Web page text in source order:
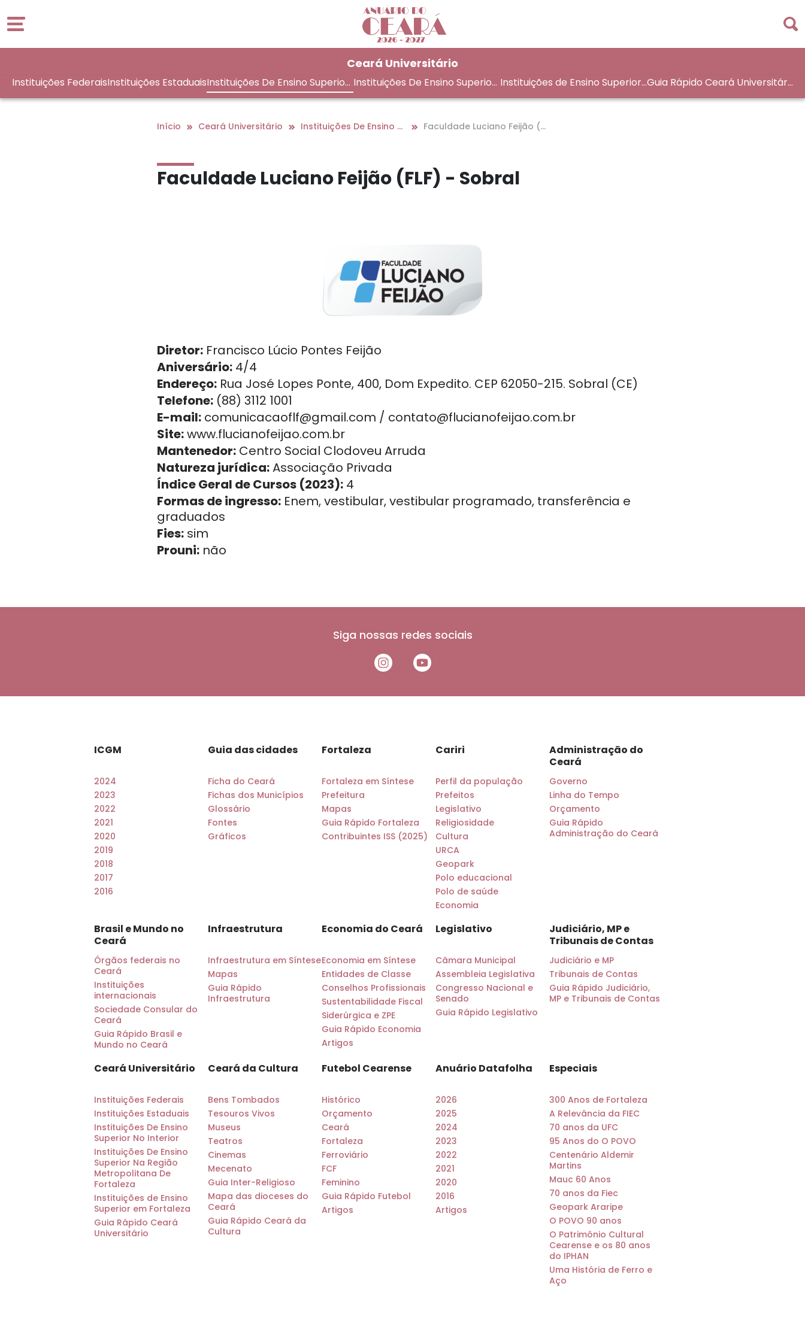
Ceará Universitário
Instituições FederaisInstituições EstaduaisInstituições De Ensino Superior
No Interior
Instituições De Ensino Superior
Na Região Metropolitana De Fo
Instituições de Ensino Superior
em Fortaleza
Guia Rápido Ceará Universitári
o
Início Ceará Universitário Instituições De Ensino Superior No Interior
Faculdade Luciano Feijão (F
Faculdade Luciano Feijão (FLF) - Sobral
Diretor: Francisco Lúcio Pontes Feijão
Aniversário: 4/4
Endereço: Rua José Lopes Ponte, 400, Dom Expedito. CEP 62050-215. Sobral (CE)
Telefone: (88) 3112 1001
E-mail: comunicacaoflf@gmail.com / contato@flucianofeijao.com.br
Site:www.flucianofeijao.com.br
Mantenedor: Centro Social Clodoveu Arruda
Natureza jurídica:Associação Privada
Índice Geral de Cursos (2023): 4
Formas de ingresso: Enem, vestibular, vestibular programado, transferência e
graduados
Fies: sim
Prouni: não
Siga nossas redes sociais
ICGM
2024
2023
2022
2021
2020
2019
2018
2017
2016
Guia das cidades
Ficha do Ceará
Fichas dos Municípios
Glossário
Fontes
Gráficos
Fortaleza
Fortaleza em Síntese
Prefeitura
Mapas
Guia Rápido Fortaleza
Contribuintes ISS (2025)
Cariri
Perfil da população
Prefeitos
Legislativo
Religiosidade
Cultura
URCA
Geopark
Polo educacional
Polo de saúde
Economia
Administração do
Ceará
Governo
Linha do Tempo
Orçamento
Guia Rápido
Administração do Ceará
Brasil e Mundo no
Ceará
Órgãos federais no
Ceará
Instituições
internacionais
Sociedade Consular do
Ceará
Guia Rápido Brasil e
Mundo no Ceará
Infraestrutura
Infraestrutura em Síntese
Mapas
Guia Rápido
Infraestrutura
Economia do Ceará
Economia em Síntese
Entidades de Classe
Conselhos Profissionais
Sustentabilidade Fiscal
Siderúrgica e ZPE
Guia Rápido Economia
Artigos
Legislativo
Câmara Municipal
Assembleia Legislativa
Congresso Nacional e
Senado
Guia Rápido Legislativo
Judiciário, MP e
Tribunais de Contas
Judiciário e MP
Tribunais de Contas
Guia Rápido Judiciário,
MP e Tribunais de Contas
Ceará Universitário
Instituições Federais
Instituições Estaduais
Instituições De Ensino
Superior No Interior
Instituições De Ensino
Superior Na Região
Metropolitana De
Fortaleza
Instituições de Ensino
Superior em Fortaleza
Guia Rápido Ceará
Universitário
Ceará da Cultura
Bens Tombados
Tesouros Vivos
Museus
Teatros
Cinemas
Mecenato
Guia Inter-Religioso
Mapa das dioceses do
Ceará
Guia Rápido Ceará da
Cultura
Futebol Cearense
Histórico
Orçamento
Ceará
Fortaleza
Ferroviário
FCF
Feminino
Guia Rápido Futebol
Artigos
Anuário Datafolha
2026
2025
2024
2023
2022
2021
2020
2016
Artigos
Especiais
300 Anos de Fortaleza
A Relevância da FIEC
70 anos da UFC
95 Anos do O POVO
Centenário Aldemir
Martins
Mauc 60 Anos
70 anos da Fiec
Geopark Araripe
O POVO 90 anos
O Patrimônio Cultural
Cearense e os 80 anos
do IPHAN
Uma História de Ferro e
Aço